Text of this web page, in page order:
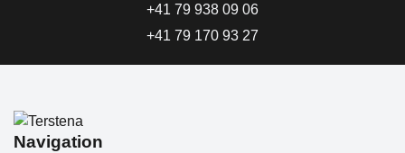
+41 79 938 09 06
+41 79 170 93 27
Navigation